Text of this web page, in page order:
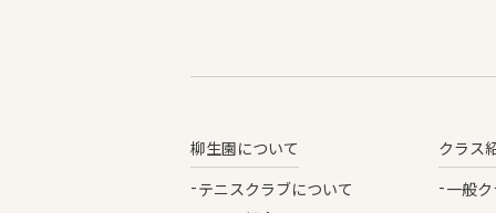
柳生園について
テニスクラブについて
クラス
一般